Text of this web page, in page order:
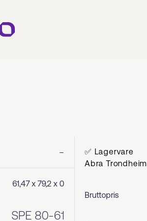
-
61,47 x 79,2 x 0
SPE 80-61
✅ Lagervare
Abra Trondheim
Bruttopris